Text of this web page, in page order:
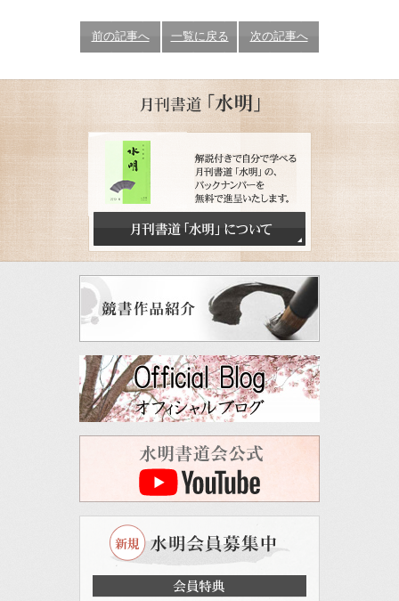
前の記事へ 一覧に戻る 次の記事へ